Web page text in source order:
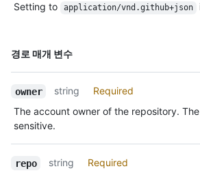
Setting to
application/vnd.github+json
경로 매개 변수
이름,
owner string
Required
The account owner of the repository.
sensitive.
repo string
Required